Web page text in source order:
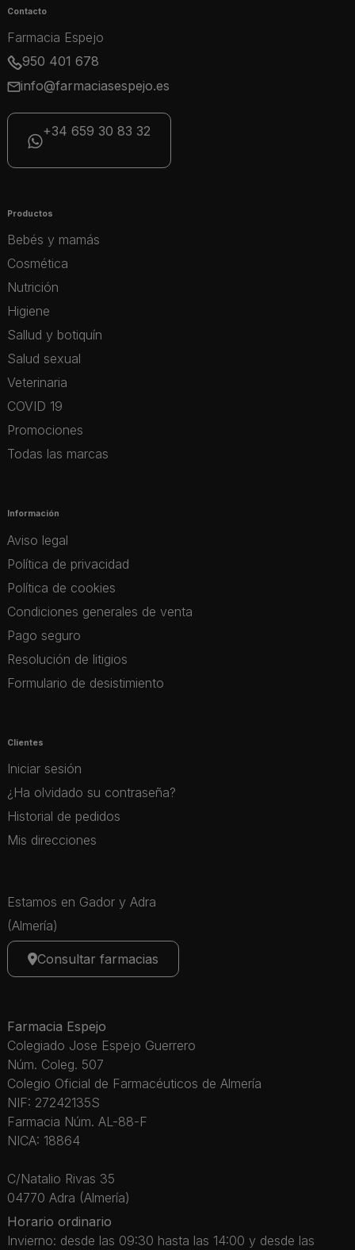
Contacto
Farmacia Espejo
950 401 678
info@farmaciasespejo.es
+34 659 30 83 32
Productos
Bebés y mamás
Cosmética
Nutrición
Higiene
Sallud y botiquín
Salud sexual
Veterinaria
COVID 19
Promociones
Todas las marcas
Información
Aviso legal
Política de privacidad
Política de cookies
Condiciones generales de venta
Pago seguro
Resolución de litigios
Formulario de desistimiento
Clientes
Iniciar sesión
¿Ha olvidado su contraseña?
Historial de pedidos
Mis direcciones
Estamos en Gador y Adra
(Almería)
Consultar farmacias
Farmacia Espejo
Colegiado Jose Espejo Guerrero
Núm. Coleg. 507
Colegio Oficial de Farmacéuticos de Almería
NIF: 27242135S
Farmacia Núm. AL-88-F
NICA: 18864
C/Natalio Rivas 35
04770 Adra (Almería)
Horario ordinario
Invierno: desde las 09:30 hasta las 14:00 y desde las